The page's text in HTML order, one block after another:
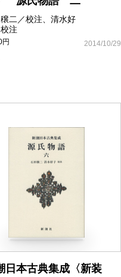
二／校注、清水好
注
円
2014/10/29
日本古典集成〈新装